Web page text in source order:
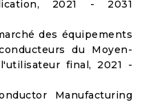
2021 - 2031
des équipements
du Moyen-
final, 2021 -
Manufacturing